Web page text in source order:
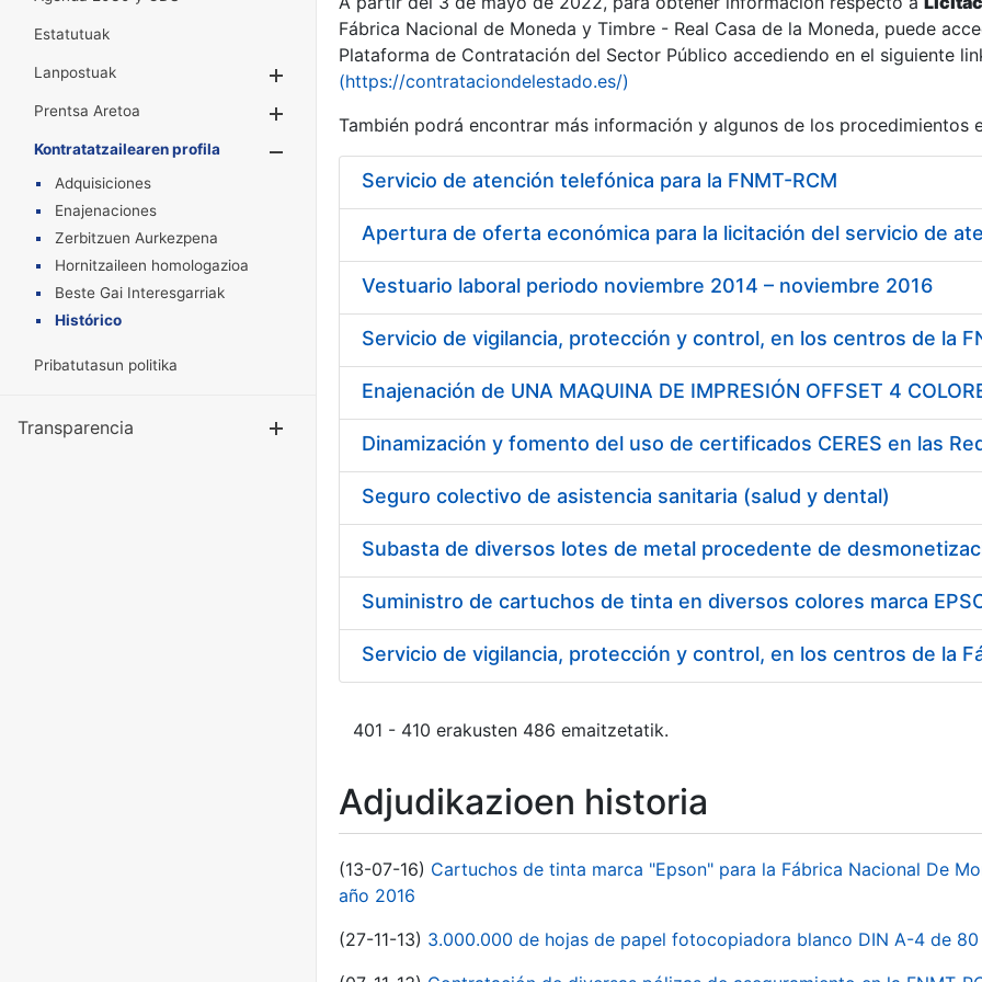
Estatutuak
Lanpostuak
Erakutsi/Ezkutatu
Prentsa Aretoa
Erakutsi/Ezkutatu
Kontratatzailearen profila
Erakutsi/Ezkutatu
Adquisiciones
Enajenaciones
Zerbitzuen Aurkezpena
Hornitzaileen homologazioa
Beste Gai Interesgarriak
Histórico
Pribatutasun politika
Transparencia Erakutsi/Ezkutatu
Fábrica Nacional de Moneda y Timbre - Real Casa de la Moneda, puede
Plataforma de Contratación del Sector Público accediendo en el siguiente
(https://contrataciondelestado.es/)
También podrá encontrar más información y algunos de los procedimientos
Servicio de atención telefónica para la FNMT-RCM
Apertura de oferta económica para la licitación del servicio de
Vestuario laboral periodo noviembre 2014 – noviembre 2016
Dinamización y fomento del uso de certificados CERES en las
Seguro colectivo de asistencia sanitaria (salud y dental)
Subasta de diversos lotes de metal procedente de
Suministro de cartuchos de tinta en diversos colores marca
401 - 410 erakusten 486 emaitzetatik.
Adjudikazioen historia
(13-07-16) Cartuchos de tinta marca "Epson" para la Fábrica Nacional De
año 2016
(27-11-13) 3.000.000 de hojas de papel fotocopiadora blanco DIN A-4 de 80